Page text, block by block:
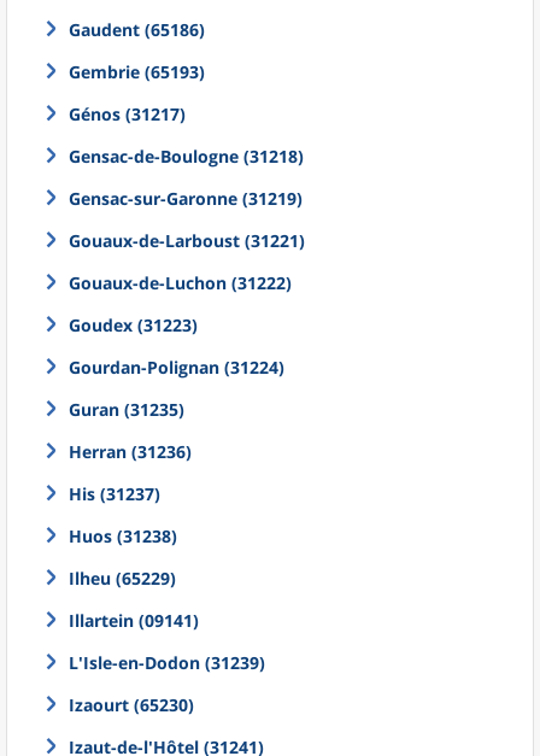
Gaudent (65186)
Gembrie (65193)
Génos (31217)
Gensac-de-Boulogne (31218)
Gensac-sur-Garonne (31219)
Gouaux-de-Larboust (31221)
Gouaux-de-Luchon (31222)
Goudex (31223)
Gourdan-Polignan (31224)
Guran (31235)
Herran (31236)
His (31237)
Huos (31238)
Ilheu (65229)
Illartein (09141)
L'Isle-en-Dodon (31239)
Izaourt (65230)
Izaut-de-l'Hôtel (31241)